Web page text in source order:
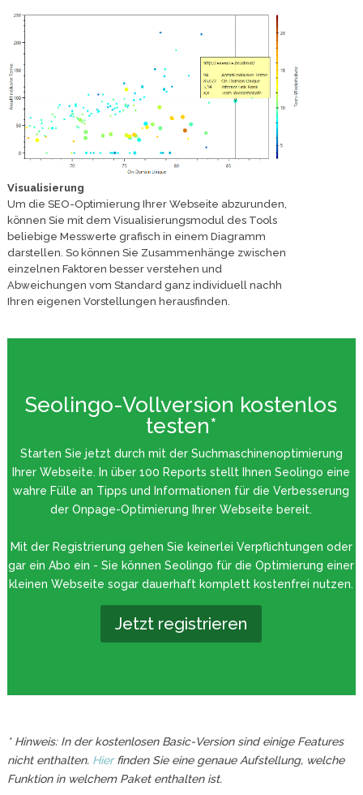
Visualisierung
Um die SEO-Optimierung Ihrer Webseite abzurunden,
können Sie mit dem Visualisierungsmodul des Tools
beliebige Messwerte grafisch in einem Diagramm
darstellen. So können Sie Zusammenhänge zwischen
einzelnen Faktoren besser verstehen und
Abweichungen vom Standard ganz individuell nachh
Ihren eigenen Vorstellungen herausfinden.
Seolingo-Vollversion kostenlos
testen*
Starten Sie jetzt durch mit der Suchmaschinenoptimierung
Ihrer Webseite. In über 100 Reports stellt Ihnen Seolingo eine
wahre Fülle an Tipps und Informationen für die Verbesserung
der Onpage-Optimierung Ihrer Webseite bereit.
Mit der Registrierung gehen Sie keinerlei Verpflichtungen oder
gar ein Abo ein - Sie können Seolingo für die Optimierung einer
kleinen Webseite sogar dauerhaft komplett kostenfrei nutzen.
Jetzt registrieren
* Hinweis: In der kostenlosen Basic-Version sind einige Features
nicht enthalten. Hierfinden Sie eine genaue Aufstellung, welche
Funktion in welchem Paket enthalten ist.